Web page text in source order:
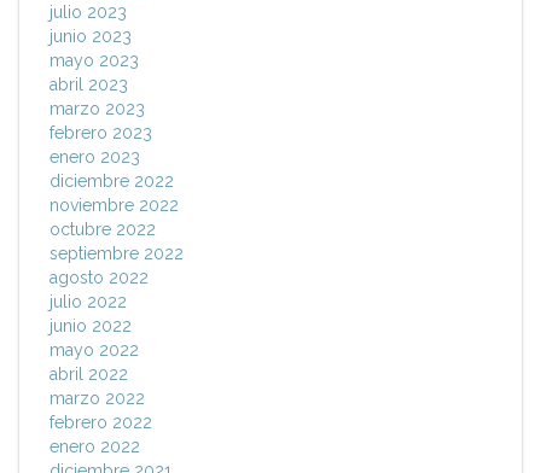
julio 2023
junio 2023
mayo 2023
abril 2023
marzo 2023
febrero 2023
enero 2023
diciembre 2022
noviembre 2022
octubre 2022
septiembre 2022
agosto 2022
julio 2022
junio 2022
mayo 2022
abril 2022
marzo 2022
febrero 2022
enero 2022